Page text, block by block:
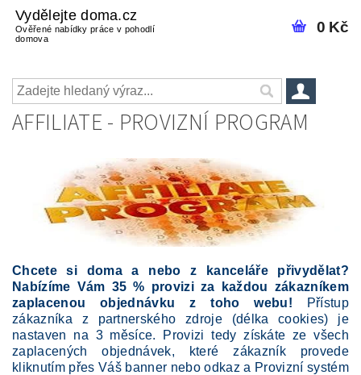
Vydělejte doma.cz
Ověřené nabídky práce v pohodlí
domova
0 Kč
AFFILIATE - PROVIZNÍ PROGRAM
Chcete si doma a nebo z kanceláře přivydělat?
Nabízíme Vám 35 % provizi za každou zákazníkem
zaplacenou objednávku z toho webu!
Přístup
zákazníka z partnerského zdroje (délka cookies) je
nastaven na 3 měsíce. Provizi tedy získáte ze všech
zaplacených objednávek, které zákazník provede
kliknutím přes Váš banner nebo odkaz a Provizní systém